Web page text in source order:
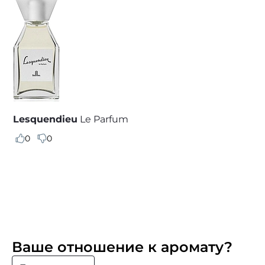
Lesquendieu Le Parfum
0 0
Ваше отношение к аромату?